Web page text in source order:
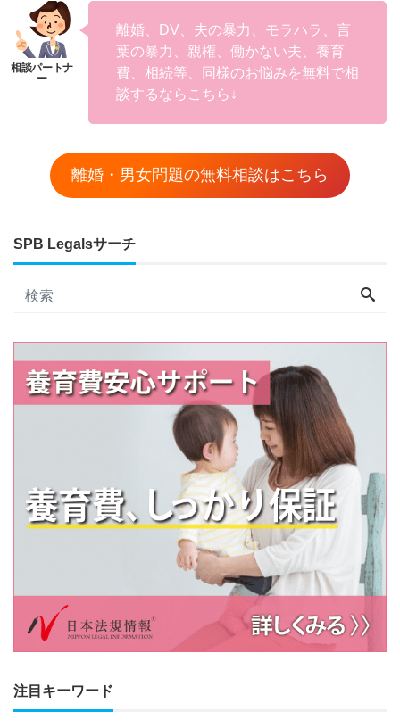
離婚、DV、夫の暴力、モラハラ、言
葉の暴力、親権、働かない夫、養育
費、相続等、同様のお悩みを無料で相
談するならこちら↓
離婚・男女問題の無料相談はこちら
SPB Legalsサーチ
注目キーワード